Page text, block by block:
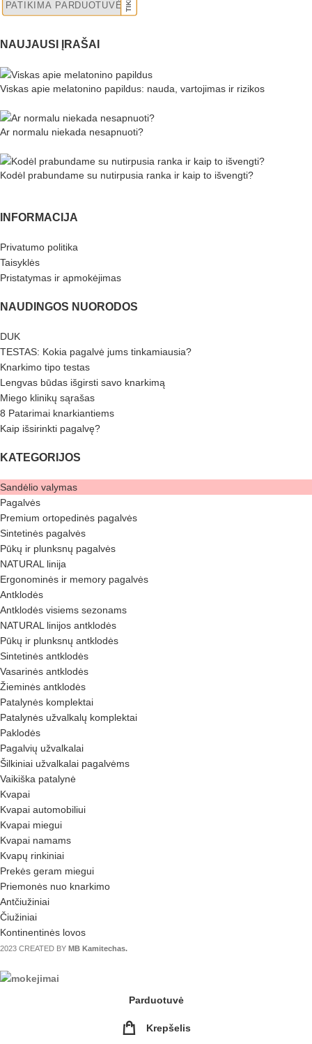
NAUJAUSI ĮRAŠAI
Viskas apie melatonino papildus: nauda, vartojimas ir rizikos
Ar normalu niekada nesapnuoti?
Kodėl prabundame su nutirpusia ranka ir kaip to išvengti?
INFORMACIJA
Privatumo politika
Taisyklės
Pristatymas ir apmokėjimas
NAUDINGOS NUORODOS
DUK
TESTAS: Kokia pagalvė jums tinkamiausia?
Knarkimo tipo testas
Lengvas būdas išgirsti savo knarkimą
Miego klinikų sąrašas
8 Patarimai knarkiantiems
Kaip išsirinkti pagalvę?
KATEGORIJOS
Sandėlio valymas
Pagalvės
Premium ortopedinės pagalvės
Sintetinės pagalvės
Pūkų ir plunksnų pagalvės
NATURAL linija
Ergonominės ir memory pagalvės
Antklodės
Antklodės visiems sezonams
NATURAL linijos antklodės
Pūkų ir plunksnų antklodės
Sintetinės antklodės
Vasarinės antklodės
Žieminės antklodės
Patalynės komplektai
Patalynės užvalkalų komplektai
Paklodės
Pagalvių užvalkalai
Šilkiniai užvalkalai pagalvėms
Vaikiška patalynė
Kvapai
Kvapai automobiliui
Kvapai miegui
Kvapai namams
Kvapų rinkiniai
Prekės geram miegui
Priemonės nuo knarkimo
Antčiužiniai
Čiužiniai
Kontinentinės lovos
2023 CREATED BY MB Kamitechas.
Parduotuvė
Krepšelis